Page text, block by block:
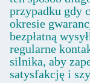
przypadku gdy
okresie
bezpłatną
regularne
silnika, aby
satysfakcję i